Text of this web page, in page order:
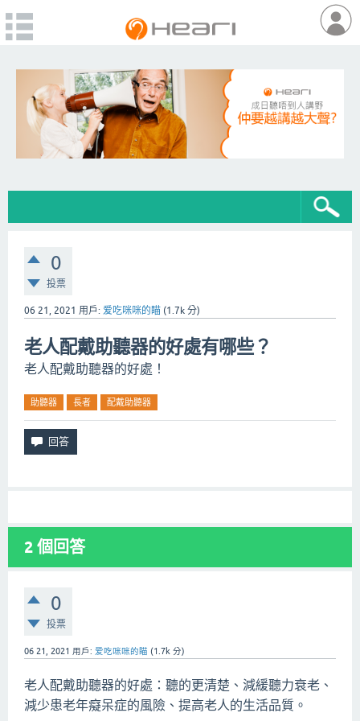
0
投票
06 21, 2021 用戶: 爱吃咪咪的瞄 (1.7k 分)
老人配戴助聽器的好處有哪些？
老人配戴助聽器的好處！
助聽器 長者 配戴助聽器
2 個回答
0
投票
06 21, 2021 用戶: 爱吃咪咪的瞄 (1.7k 分)
老人配戴助聽器的好處： 聽的更清楚、減緩聽力衰老、
減少患老年癡呆症的風險、 提高老人的生活品質。